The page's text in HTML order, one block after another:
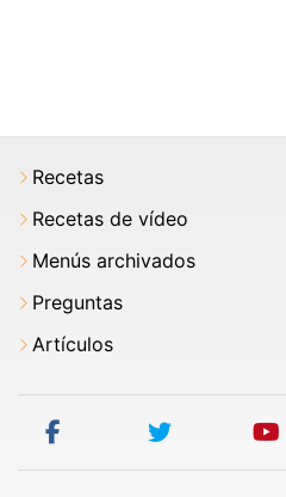
Recetas
Recetas de vídeo
Menús archivados
Preguntas
Artículos
facebook twitter